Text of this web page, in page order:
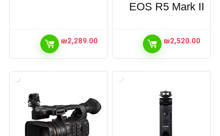
EOS R5 Mark II
₪2,520.00
₪2,289.00